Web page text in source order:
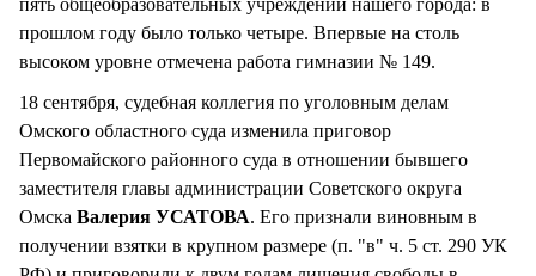
прошлом году было только четыре. Впервые на столь
высоком уровне отмечена работа гимназии № 149.
18 сентября, судебная коллегия по уголовным делам
Омского областного суда изменила приговор
Первомайского районного суда в отношении бывшего
заместителя главы администрации Советского округа
Омска Валерия УСАТОВА. Его признали виновным в
получении взятки в крупном размере (п. "в" ч. 5 ст. 290 УК